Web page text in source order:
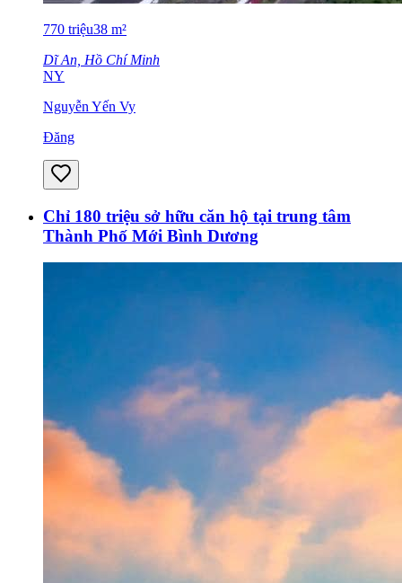
770 triệu38 m²
Dĩ An, Hồ Chí Minh
NY
Nguyễn Yến Vy
Đăng
Chỉ 180 triệu sở hữu căn hộ tại trung tâm
Thành Phố Mới Bình Dương